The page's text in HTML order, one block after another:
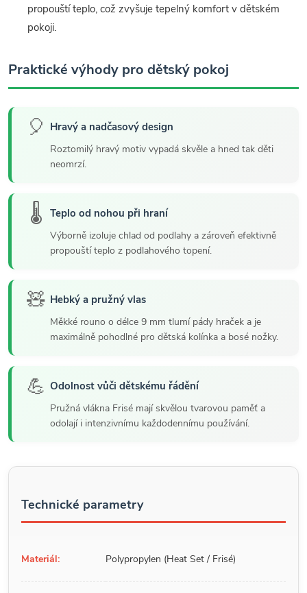
propouští teplo, což zvyšuje tepelný komfort v dětském
pokoji.
Praktické výhody pro dětský pokoj
🎈 Hravý a nadčasový design
Roztomilý hravý motiv vypadá skvěle a hned tak děti
neomrzí.
🌡️ Teplo od nohou při hraní
Výborně izoluje chlad od podlahy a zároveň efektivně
propouští teplo z podlahového topení.
🧸 Hebký a pružný vlas
Měkké rouno o délce 9 mm tlumí pády hraček a je
maximálně pohodlné pro dětská kolínka a bosé nožky.
💪 Odolnost vůči dětskému řádění
Pružná vlákna Frisé mají skvělou tvarovou paměť a
odolají i intenzivnímu každodennímu používání.
Technické parametry
Materiál: Polypropylen (Heat Set / Frisé)